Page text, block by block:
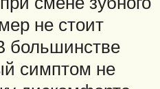
не стоит
большинстве
симптом не